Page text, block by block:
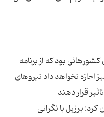
کشورهائی بود که از برنامه
اجازه نخواهد داد نیروهای
برزیل با نگرانی